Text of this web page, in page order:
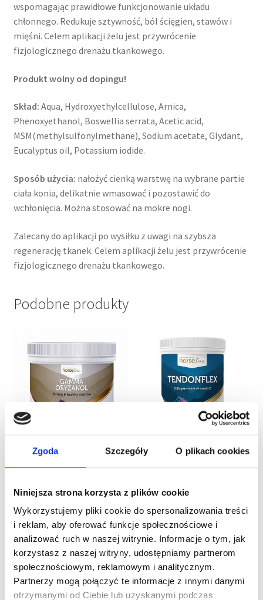
Zgoda Szczegóły O plikach cookies
Niniejsza strona korzysta z plików cookie
Wykorzystujemy pliki cookie do spersonalizowania treści
i reklam, aby oferować funkcje społecznościowe i
analizować ruch w naszej witrynie. Informacje o tym, jak
korzystasz z naszej witryny, udostępniamy partnerom
społecznościowym, reklamowym i analitycznym.
Partnerzy mogą połączyć te informacje z innymi danymi
otrzymanymi od Ciebie lub uzyskanymi podczas
wspomagając prawidłowe funkcjonowanie układu
chłonnego. Redukuje sztywność, ból ścięgien, stawów i
mięśni. Celem aplikacji żelu jest przywrócenie
fizjologicznego drenażu tkankowego.
Produkt wolny od dopingu!
Skład: Aqua, Hydroxyethylcellulose, Arnica,
Phenoxyethanol, Boswellia serrata, Acetic acid,
MSM(methylsulfonylmethane), Sodium acetate, Glydant,
Eucalyptus oil, Potassium iodide.
Sposób użycia: nałożyć cienką warstwę na wybrane partie
ciała konia, delikatnie wmasować i pozostawić do
wchłonięcia. Można stosować na mokre nogi.
Zalecany do aplikacji po wysiłku z uwagi na szybsza
regenerację tkanek. Celem aplikacji żelu jest przywrócenie
fizjologicznego drenażu tkankowego.
Podobne produkty
189,00zł
Cena za kg lub litr 1
260,00zł
Dodaj do koszyka
PROMOCJA!
159,00złPierwotna
cena
wynosiła:
159,00 zł.
126,00 zł
wynosi:
Cena za kg lub litr
140,00 zł
Dodaj do koszyka